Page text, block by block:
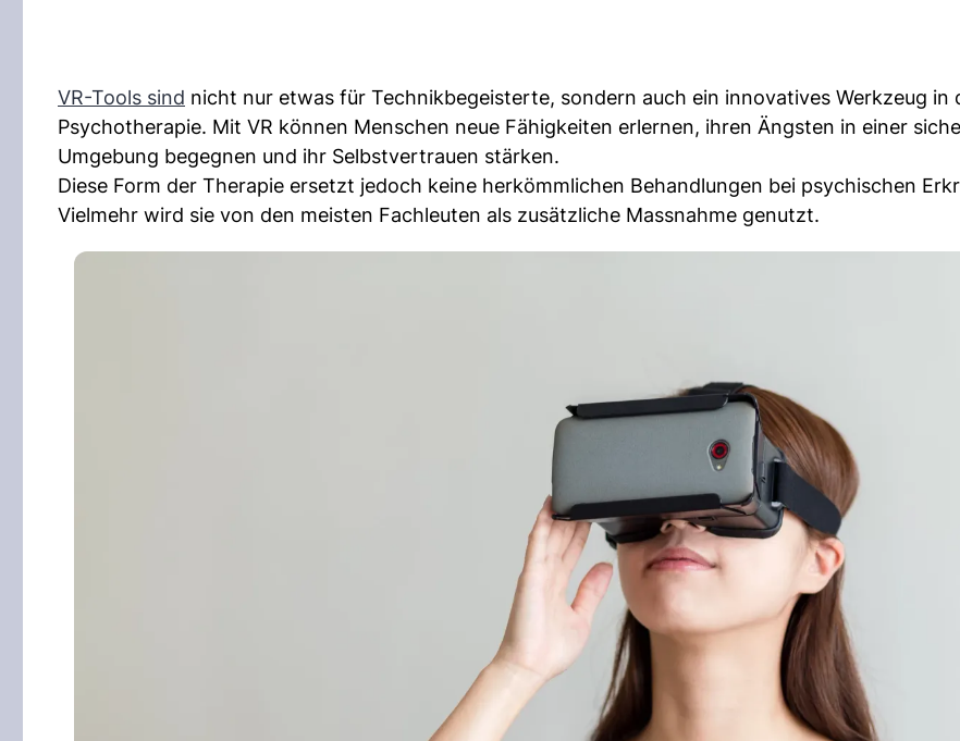
VR-Tools sind nicht nur etwas für Technikbegeisterte, sondern auch ein innovatives Werkzeug in
Psychotherapie. Mit VR können Menschen neue Fähigkeiten erlernen, ihren Ängsten in einer
Umgebung begegnen und ihr Selbstvertrauen stärken.
Diese Form der Therapie ersetzt jedoch keine herkömmlichen Behandlungen bei psychischen
Vielmehr wird sie von den meisten Fachleuten als zusätzliche Massnahme genutzt.